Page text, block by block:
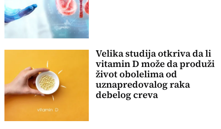
Velika studija otkriva da li
vitamin D može da produži
život obolelima od
uznapredovalog raka
debelog creva